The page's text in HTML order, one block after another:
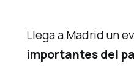
Llega a Madrid un
importantes del